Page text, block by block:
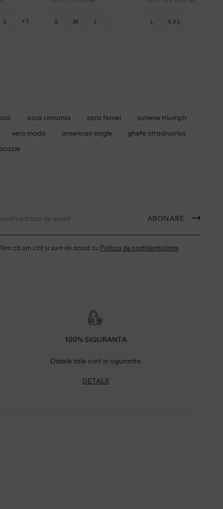
S +1 S M L L XXL
asos romania zara femei
sutiene triumph
vero moda american eagle
ghete stradivarius
ABONARE
că am citit și sunt de acord cu Politica de confidentialitate
100% SIGURANTA
Datele tale sunt in siguranta
DETALII